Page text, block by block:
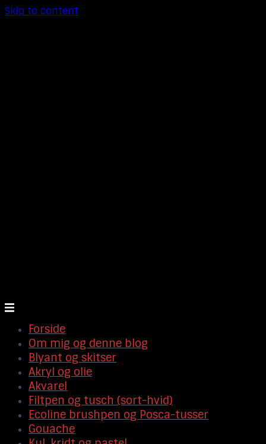
Skip to content
Forside
Om mig og denne blog
Blyant og skitser
Akryl og olie
Akvarel
Filtpen og tusch (sort-hvid)
Ecoline brushpen og Posca-tusser
Gouache